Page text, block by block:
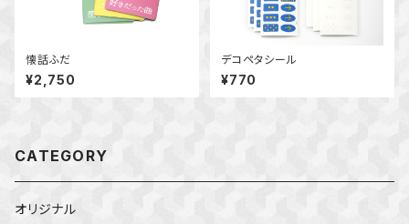
懐話ふだ
¥2,750
デコペタシール
¥770
CATEGORY
オリジナル